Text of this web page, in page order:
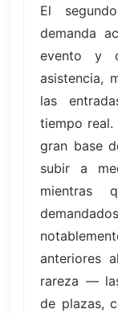
El
demanda
evento y
asistencia,
las
tiempo real.
gran base
subir a
mientras
anteriores
rareza —
de plazas,